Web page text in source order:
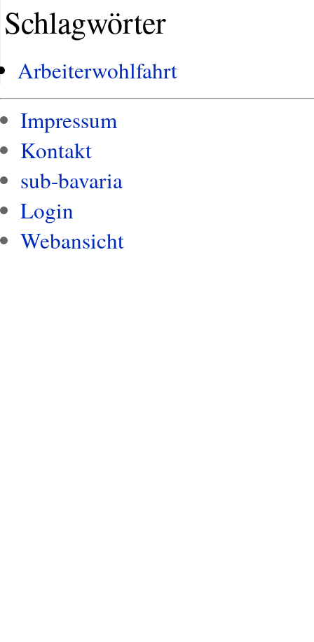
Schlagwörter
Arbeiterwohlfahrt
Impressum
Kontakt
sub-bavaria
Login
Webansicht